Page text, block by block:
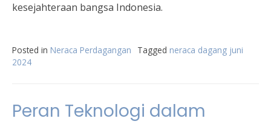
kesejahteraan bangsa Indonesia.
Posted in Neraca Perdagangan Tagged neraca dagang juni
2024
Peran Teknologi dalam